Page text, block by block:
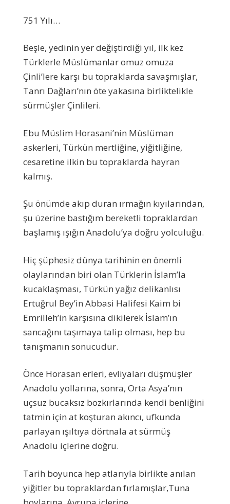
751 Yılı…
Beşle, yedinin yer değiştirdiği yıl, ilk kez
Türklerle Müslümanlar omuz omuza
Çinli’lere karşı bu topraklarda savaşmışlar,
Tanrı Dağları’nın öte yakasına birliktelikle
sürmüşler Çinlileri.
Ebu Müslim Horasani’nin Müslüman
askerleri, Türkün mertliğine, yiğitliğine,
cesaretine ilkin bu topraklarda hayran
kalmış.
Şu önümde akıp duran ırmağın kıyılarından,
şu üzerine bastığım bereketli topraklardan
başlamış ışığın Anadolu’ya doğru yolculuğu.
Hiç şüphesiz dünya tarihinin en önemli
olaylarından biri olan Türklerin İslam’la
kucaklaşması, Türkün yağız delikanlısı
Ertuğrul Bey’in Abbasi Halifesi Kaim bi
Emrilleh’in karşısına dikilerek İslam’ın
sancağını taşımaya talip olması, hep bu
tanışmanın sonucudur.
Önce Horasan erleri, evliyaları düşmüşler
Anadolu yollarına, sonra, Orta Asya’nın
uçsuz bucaksız bozkırlarında kendi benliğini
tatmin için at koşturan akıncı, ufkunda
parlayan ışıltıya dörtnala at sürmüş
Anadolu içlerine doğru.
Tarih boyunca hep atlarıyla birlikte anılan
yiğitler bu topraklardan fırlamışlar,Tuna